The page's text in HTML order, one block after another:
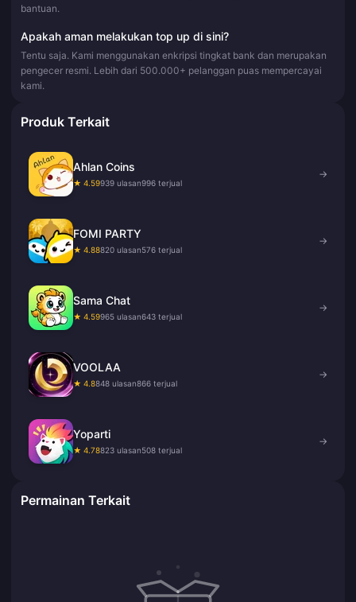
bantuan.
Apakah aman melakukan top up di sini?
Tentu saja. Kami menggunakan enkripsi tingkat bank dan merupakan
pengecer resmi. Lebih dari 500.000+ pelanggan puas mempercayai
kami.
Produk Terkait
Ahlan Coins
★ 4.59939 ulasan996 terjual
→
FOMI PARTY
★ 4.88820 ulasan576 terjual
→
Sama Chat
★ 4.59965 ulasan643 terjual
→
VOOLAA
★ 4.8848 ulasan866 terjual
→
Yoparti
★ 4.78823 ulasan508 terjual
→
Permainan Terkait